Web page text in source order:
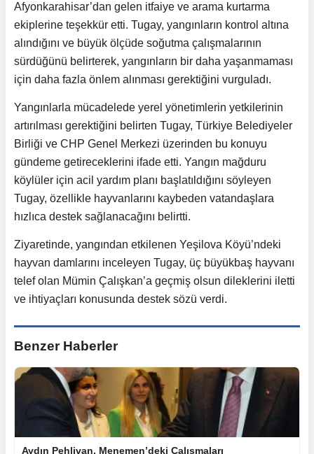
Afyonkarahisar’dan gelen itfaiye ve arama kurtarma
ekiplerine teşekkür etti. Tugay, yangınların kontrol altına
alındığını ve büyük ölçüde soğutma çalışmalarının
sürdüğünü belirterek, yangınların bir daha yaşanmaması
için daha fazla önlem alınması gerektiğini vurguladı.
Yangınlarla mücadelede yerel yönetimlerin yetkilerinin
artırılması gerektiğini belirten Tugay, Türkiye Belediyeler
Birliği ve CHP Genel Merkezi üzerinden bu konuyu
gündeme getireceklerini ifade etti. Yangın mağduru
köylüler için acil yardım planı başlatıldığını söyleyen
Tugay, özellikle hayvanlarını kaybeden vatandaşlara
hızlıca destek sağlanacağını belirtti.
Ziyaretinde, yangından etkilenen Yeşilova Köyü’ndeki
hayvan damlarını inceleyen Tugay, üç büyükbaş hayvanı
telef olan Mümin Çalışkan’a geçmiş olsun dileklerini iletti
ve ihtiyaçları konusunda destek sözü verdi.
Benzer Haberler
Aydın Pehlivan, Menemen’deki Çalışmaları